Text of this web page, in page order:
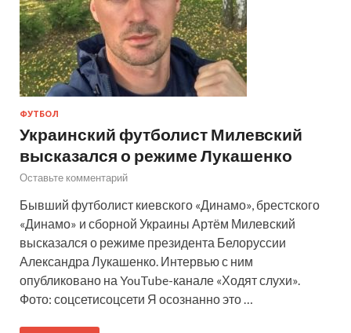
ФУТБОЛ
Украинский футболист Милевский
высказался о режиме Лукашенко
Оставьте комментарий
Бывший футболист киевского «Динамо», брестского
«Динамо» и сборной Украины Артём Милевский
высказался о режиме президента Белоруссии
Александра Лукашенко. Интервью с ним
опубликовано на YouTube-канале «Ходят слухи».
Фото: соцсетисоцсети Я осознанно это …